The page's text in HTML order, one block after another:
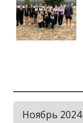
Архивы